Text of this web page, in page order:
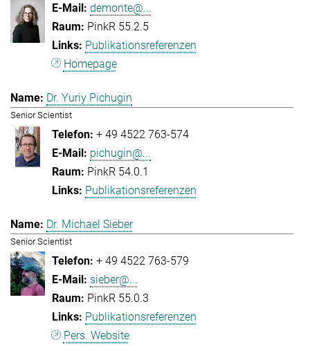
demonte@...
PinkR 55.2.5
Publikationsreferenzen
Homepage
Dr. Yuriy Pichugin
Senior Scientist
+ 49 4522 763-574
pichugin@...
PinkR 54.0.1
Publikationsreferenzen
Dr. Michael Sieber
Senior Scientist
+ 49 4522 763-579
sieber@...
PinkR 55.0.3
Publikationsreferenzen
Pers. Website